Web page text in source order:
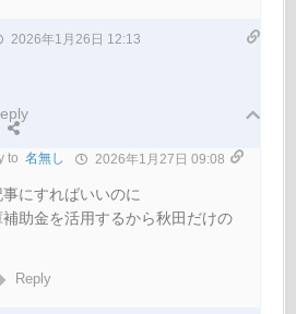
2026年1月26日 12:13
to 名無し 2026年1月27日 09:08
にすればいいのに
助金を活用するから秋田だけの
Reply